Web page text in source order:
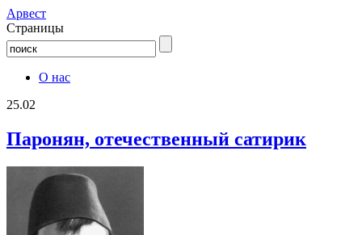
Aрвест
Страницы
О нас
25.02
Паронян, отечественный сатирик